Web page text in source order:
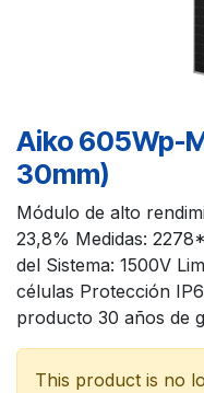
Aiko 605Wp-
30mm)
Módulo de alto
23,8% Medidas:
del Sistema: 1500V
células Protección
producto 30 años de
This product is no